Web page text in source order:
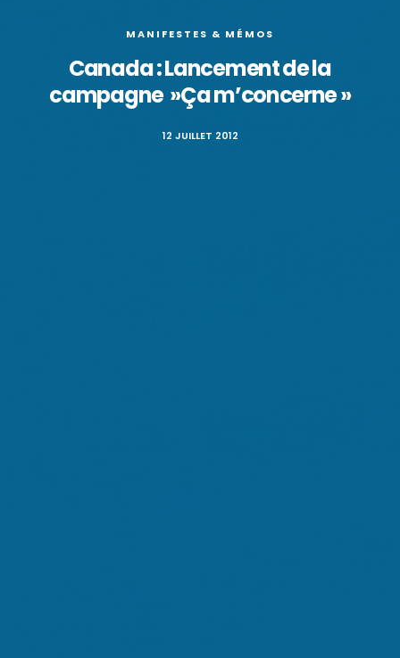
MANIFESTES & MÉMOS
Canada : Lancement de la
campagne »Ça m’concerne »
12 JUILLET 2012